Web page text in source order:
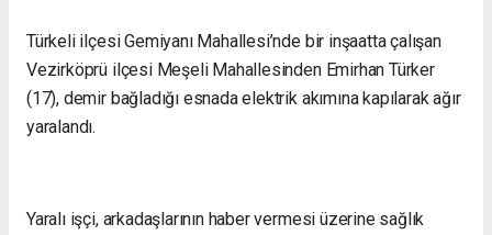
Türkeli ilçesi Gemiyanı Mahallesi’nde bir inşaatta çalışan
Vezirköprü ilçesi Meşeli Mahallesinden Emirhan Türker
(17), demir bağladığı esnada elektrik akımına kapılarak ağır
yaralandı.
Yaralı işçi, arkadaşlarının haber vermesi üzerine sağlık